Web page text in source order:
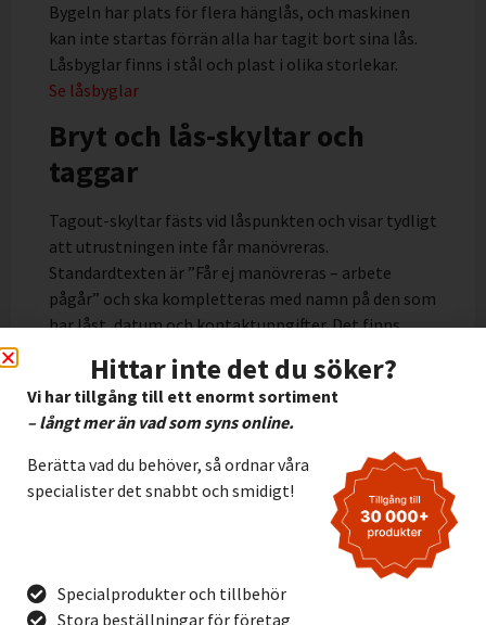
Bygeln har plats för flera hänglås, och maskinen
kan inte startas förrän alla har tagit bort sina lås.
Låsbyglar finns i stål och plast i olika storlekar.
Se låsbyglar
Bryt och lås-skyltar och
taggar
Tagout-skyltar fästs vid låspunkten och visar tydligt
att utrustningen inte får manövreras.
Standardtexten är ”Får ej manövreras – arbete
pågår” och ska kompletteras med namn på den som
har låst, datum och kontaktuppgifter. Det finns
kundanpassade skyltar med egen logotyp och
layout.
Lockout-kit och lockout-
innehåller en grunduppsättning
bryt och lås-utrustning som passar för de
Hittar inte det du söker?
Vi har tillgång till ett enormt sortiment
– långt mer än vad som syns online.
Berätta vad du behöver, så ordnar våra
specialister det snabbt och smidigt!
Specialprodukter och tillbehör
Stora beställningar för företag